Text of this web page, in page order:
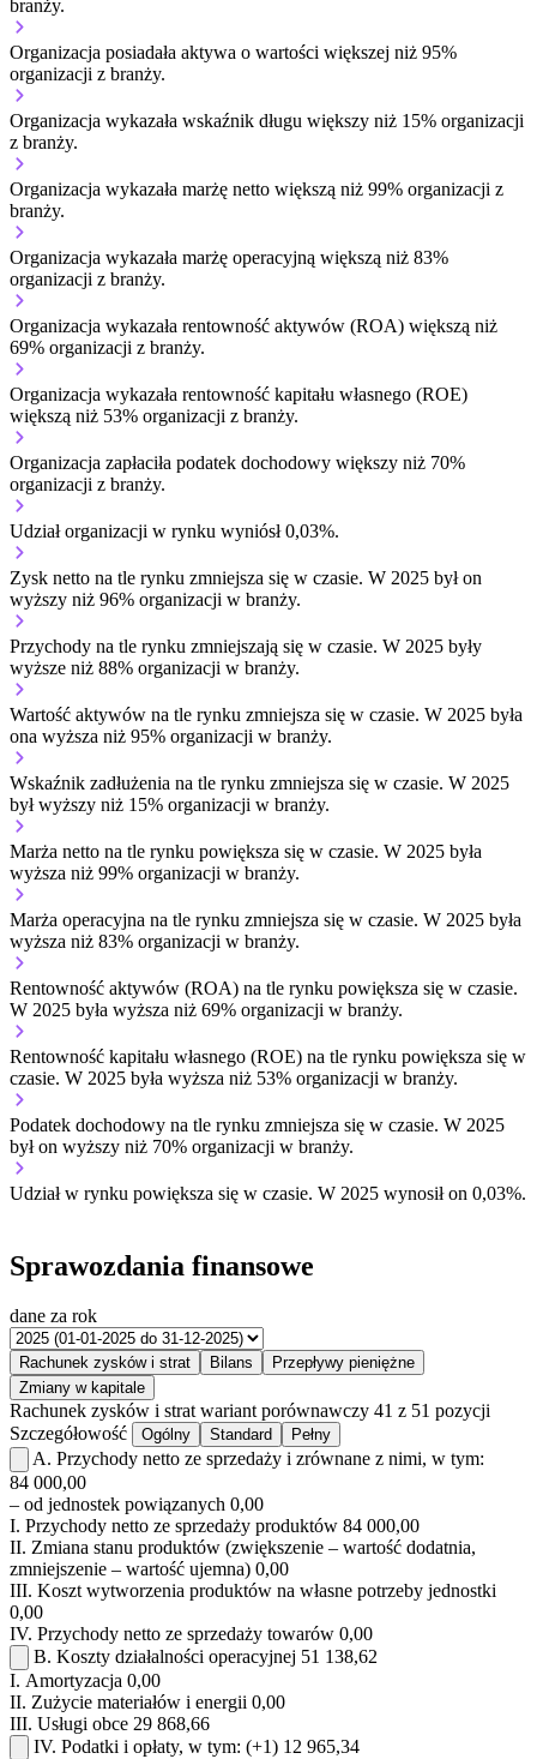
branży.
Organizacja posiadała aktywa o wartości większej niż 95%
organizacji z branży.
Organizacja wykazała wskaźnik długu większy niż 15% organizacji
z branży.
Organizacja wykazała marżę netto większą niż 99% organizacji z
branży.
Organizacja wykazała marżę operacyjną większą niż 83%
organizacji z branży.
Organizacja wykazała rentowność aktywów (ROA) większą niż
69% organizacji z branży.
Organizacja wykazała rentowność kapitału własnego (ROE)
większą niż 53% organizacji z branży.
Organizacja zapłaciła podatek dochodowy większy niż 70%
organizacji z branży.
Udział organizacji w rynku wyniósł 0,03%.
Zysk netto na tle rynku zmniejsza się w czasie. W 2025 był on
wyższy niż 96% organizacji w branży.
Przychody na tle rynku zmniejszają się w czasie. W 2025 były
wyższe niż 88% organizacji w branży.
Wartość aktywów na tle rynku zmniejsza się w czasie. W 2025 była
ona wyższa niż 95% organizacji w branży.
Wskaźnik zadłużenia na tle rynku zmniejsza się w czasie. W 2025
był wyższy niż 15% organizacji w branży.
Marża netto na tle rynku powiększa się w czasie. W 2025 była
wyższa niż 99% organizacji w branży.
Marża operacyjna na tle rynku zmniejsza się w czasie. W 2025 była
wyższa niż 83% organizacji w branży.
Rentowność aktywów (ROA) na tle rynku powiększa się w czasie.
W 2025 była wyższa niż 69% organizacji w branży.
Rentowność kapitału własnego (ROE) na tle rynku powiększa się w
czasie. W 2025 była wyższa niż 53% organizacji w branży.
Podatek dochodowy na tle rynku zmniejsza się w czasie. W 2025
był on wyższy niż 70% organizacji w branży.
Udział w rynku powiększa się w czasie. W 2025 wynosił on 0,03%.
Sprawozdania finansowe
dane za rok
Rachunek zysków i strat Bilans
Przepływy pieniężne
Zmiany w kapitale
Rachunek zysków i strat wariant porównawczy 41 z 51 pozycji
Szczegółowość
Ogólny Standard Pełny
A. Przychody netto ze sprzedaży i zrównane z nimi, w tym:
84 000,00
– od jednostek powiązanych 0,00
I. Przychody netto ze sprzedaży produktów 84 000,00
II. Zmiana stanu produktów (zwiększenie – wartość dodatnia,
zmniejszenie – wartość ujemna) 0,00
III. Koszt wytworzenia produktów na własne potrzeby jednostki
0,00
IV. Przychody netto ze sprzedaży towarów 0,00
B. Koszty działalności operacyjnej 51 138,62
I. Amortyzacja 0,00
II. Zużycie materiałów i energii 0,00
III. Usługi obce 29 868,66
IV. Podatki i opłaty, w tym: (+1) 12 965,34